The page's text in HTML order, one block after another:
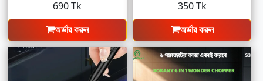
690 Tk
অর্ডার করুন
350 Tk
অর্ডার করুন